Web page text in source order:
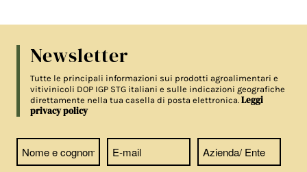
Newsletter
Tutte le principali informazioni sui prodotti agroalimentari e
vitivinicoli DOP IGP STG italiani e sulle indicazioni geografiche
direttamente nella tua casella di posta elettronica.Leggi
privacy policy